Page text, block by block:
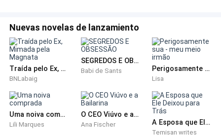
Encontrou os pais na sala de estar. A mãe tricotava,
como se o mundo estivesse em paz. O pai lia o jornal
com uma xícara de café ao lado. Um retrato de falsa
harmonia.
— Você sabia? — a voz de Helena cortou o ambiente
feito faca.
A mãe ergueu os olhos devagar. O pai dobrou o jornal
Nuevas novelas de lanzamiento
Traída pelo Ex, Mimada pela Magnata
BNLabaig
SEGREDOS E OBSESSÃO
Babi de Sants Perigosamente sua - meu meio irmão
Lisa
Uma noiva comprada
Lili Marques
O CEO Viúvo e a Bailarina
Ana Fischer A Esposa que Ele Deixou para Trás
Temisan writes